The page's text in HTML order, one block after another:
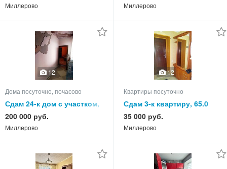
Миллерово Миллерово
12
Дома посуточно, почасово
Сдам 24-к дом с участком,
550.0 кв.м, этажей 3
200 000 руб.
Миллерово
12
Квартиры посуточно
Сдам 3-к квартиру, 65.0
кв.м, этаж 4 из 5
35 000 руб.
Миллерово